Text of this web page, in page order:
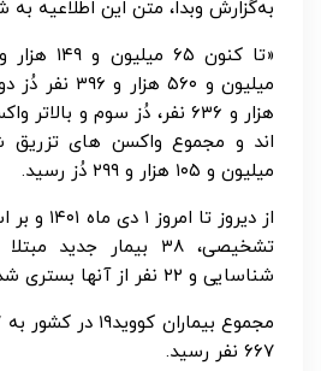
به‌گزارش وبدا، متن این اطلاعیه
هزار و ۶۳۶ نفر، دُز سوم و
میلیون و ۱۰۵ هزار و ۲۹۹ دُز رسید.
از دیروز
شناسایی و ۲۲ نفر از آنها بستری شدند.
۶۶۷ نفر رسید.